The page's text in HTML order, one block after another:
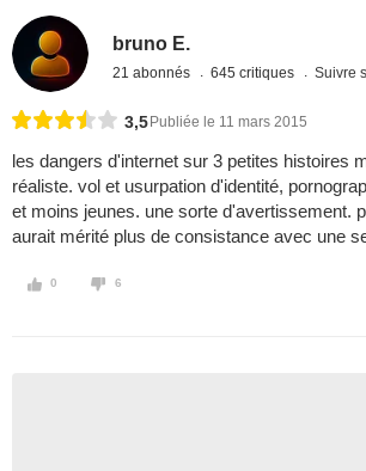
bruno E.
21 abonnés 645 critiques Suivre
3,5 Publiée le 11 mars 2015
les dangers d'internet sur 3 petites histoires
réaliste. vol et usurpation d'identité,
et moins jeunes. une sorte d'avertissement.
aurait mérité plus de consistance avec une
0 6